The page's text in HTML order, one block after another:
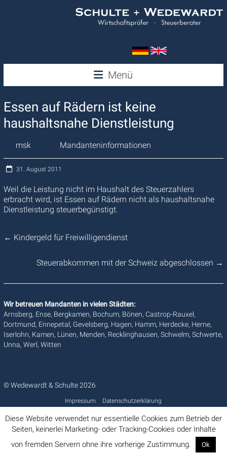
Wedewardt
&
Schulte
Menü
Essen auf Rädern ist keine
haushaltsnahe Dienstleistung
msk Mandanteninformationen
31. August 2011
Weil die Leistung nicht im Haushalt des Steuerzahlers
erbracht wird, ist Essen auf Rädern nicht als haushaltsnahe
Dienstleistung steuerbegünstigt.
← Kindergeld für Freiwilligendienst
Steuerabkommen mit der Schweiz abgeschlossen →
Wir betreuen Mandanten in vielen Städten:
Arnsberg, Ense, Bergkamen, Bochum, Bönen, Castrop-Rauxel,
Dortmund, Ennepetal, Gevelsberg, Hagen, Hamm, Herdecke, Herne,
Iserlohn, Kamen, Lünen, Menden, Recklinghausen, Schwelm, Schwerte,
Unna, Werl, Witten
© Wedewardt & Schulte 2026
Impressum Datenschutzerklärung
Diese Website verwendet nur essentielle Cookies zum Betrieb der
Seiten, keinerlei Marketing- oder Tracking-Cookies oder Inhalte
von fremden Servern ohne ihre vorherige Zustimmung.
Ok